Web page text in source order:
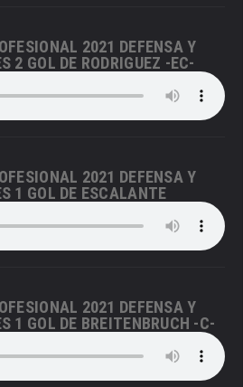
2021 DEFENSA Y
2 GOL DE RODRIGUEZ -EC-
2021 DEFENSA Y
1 GOL DE ESCALANTE
2021 DEFENSA Y
1 GOL DE BREITENBRUCH -C-